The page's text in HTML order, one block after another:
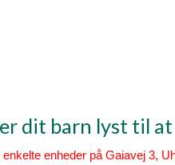
dit barn lyst til
enheder på Gaiavej 3,